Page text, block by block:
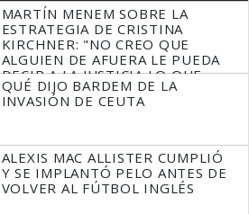
MARTÍN MENEM SOBRE LA
ESTRATEGIA DE CRISTINA
KIRCHNER: "NO CREO QUE
ALGUIEN DE AFUERA LE PUEDA
DECIR A LA JUSTICIA LO QUE
TIENE QUE HACER"
QUÉ DIJO BARDEM DE LA
INVASIÓN DE CEUTA
ALEXIS MAC ALLISTER CUMPLIÓ
Y SE IMPLANTÓ PELO ANTES DE
VOLVER AL FÚTBOL INGLÉS